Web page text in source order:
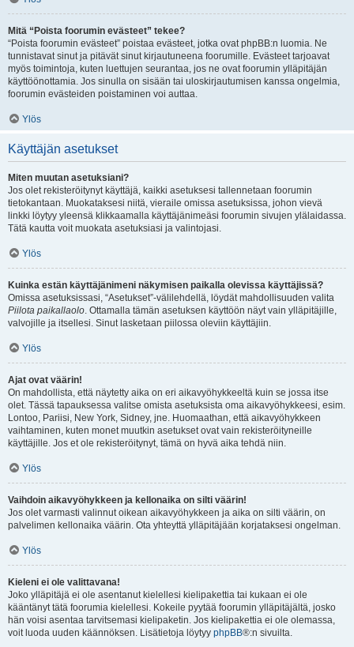
Mitä “Poista foorumin evästeet” tekee?
“Poista foorumin evästeet” poistaa evästeet, jotka ovat phpBB:n luomia. Ne
tunnistavat sinut ja pitävät sinut kirjautuneena foorumille. Evästeet tarjoavat
myös toimintoja, kuten luettujen seurantaa, jos ne ovat foorumin ylläpitäjän
käyttöönottamia. Jos sinulla on sisään tai uloskirjautumisen kanssa ongelmia,
foorumin evästeiden poistaminen voi auttaa.
Ylös
Käyttäjän asetukset
Miten muutan asetuksiani?
Jos olet rekisteröitynyt käyttäjä, kaikki asetuksesi tallennetaan foorumin
tietokantaan. Muokataksesi niitä, vieraile omissa asetuksissa, johon vievä
linkki löytyy yleensä klikkaamalla käyttäjänimeäsi foorumin sivujen ylälaidassa.
Tätä kautta voit muokata asetuksiasi ja valintojasi.
Ylös
Kuinka estän käyttäjänimeni näkymisen paikalla olevissa käyttäjissä?
Omissa asetuksissasi, “Asetukset”-välilehdellä, löydät mahdollisuuden valita
Piilota paikallaolo. Ottamalla tämän asetuksen käyttöön näyt vain ylläpitäjille,
valvojille ja itsellesi. Sinut lasketaan piilossa oleviin käyttäjiin.
Ylös
Ajat ovat väärin!
On mahdollista, että näytetty aika on eri aikavyöhykkeeltä kuin se jossa itse
olet. Tässä tapauksessa valitse omista asetuksista oma aikavyöhykkeesi, esim.
Lontoo, Pariisi, New York, Sidney, jne. Huomaathan, että aikavyöhykkeen
vaihtaminen, kuten monet muutkin asetukset ovat vain rekisteröityneille
käyttäjille. Jos et ole rekisteröitynyt, tämä on hyvä aika tehdä niin.
Ylös
Vaihdoin aikavyöhykkeen ja kellonaika on silti väärin!
Jos olet varmasti valinnut oikean aikavyöhykkeen ja aika on silti väärin, on
palvelimen kellonaika väärin. Ota yhteyttä ylläpitäjään korjataksesi ongelman.
Ylös
Kieleni ei ole valittavana!
Joko ylläpitäjä ei ole asentanut kielellesi kielipakettia tai kukaan ei ole
kääntänyt tätä foorumia kielellesi. Kokeile pyytää foorumin ylläpitäjältä, josko
hän voisi asentaa tarvitsemasi kielipaketin. Jos kielipakettia ei ole olemassa,
voit luoda uuden käännöksen. Lisätietoja löytyy phpBB®:n sivuilta.